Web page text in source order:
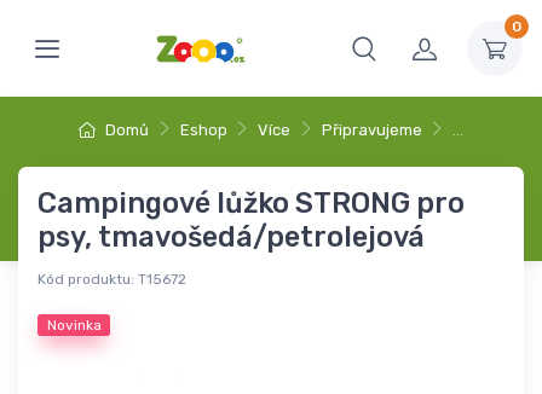
0
Domů Eshop Více Připravujeme …
Campingové lůžko STRONG pro
psy, tmavošedá/petrolejová
Kód produktu: T15672
Novinka